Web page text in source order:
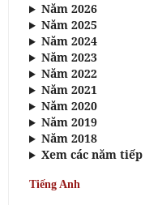
Năm 2026
Năm 2025
Năm 2024
Năm 2023
Năm 2022
Năm 2021
Năm 2020
Năm 2019
Năm 2018
Xem các năm
Tiếng Anh